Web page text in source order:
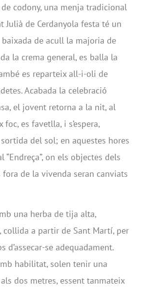
codony, una menja tradicional
Julià de Cerdanyola festa té un
de acull la majoria de
la crema general, es balla la
es reparteix all-i-oli de
Acabada la celebració
el jovent retorna a la nit, al
es favetlla, i s’espera,
del sol; en aquestes hores
on els objectes dels
de la vivenda seran canviats
una herba de tija alta,
collida a partir de Sant Martí, per
d’assecar-se adequadament.
habilitat, solen tenir una
dos metres, essent tanmateix